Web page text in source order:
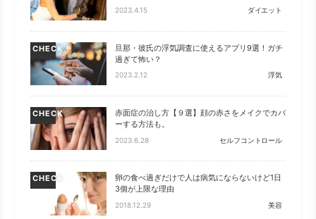
2023.4.15 ダイエット
CHECK
旦那・彼氏の浮気調査に使えるアプリ9選！ガチ
過ぎて怖い？
2023.2.12 浮気
CHECK
赤面症の治し方【９選】顔の赤さをメイクでカバ
ーする方法も。
2023.6.28 セルフコントロール
CHECK
卵の食べ過ぎだけで人は病気にならないけど1日
3個が上限な理由
2018.12.29 美容